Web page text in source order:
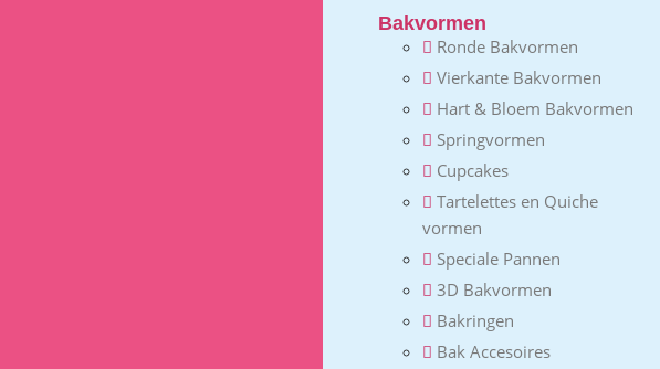
Bakvormen
Ronde Bakvormen
Vierkante Bakvormen
Hart & Bloem Bakvormen
Springvormen
Cupcakes
Tartelettes en Quiche
vormen
Speciale Pannen
3D Bakvormen
Bakringen
Bak Accesoires